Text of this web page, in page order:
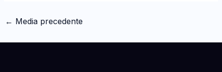
← Media precedente